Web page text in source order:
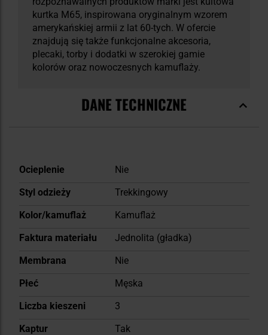
kurtka M65, inspirowana oryginalnym wzorem
amerykańskiej armii z lat 60-tych. W ofercie
znajdują się także funkcjonalne akcesoria,
plecaki, torby i dodatki w szerokiej gamie
kolorów oraz nowoczesnych kamuflaży.
DANE TECHNICZNE
Więcej
Ocieplenie
Nie
Styl odzieży
Trekkingowy
Kolor/kamuflaż
Kamuflaż
Faktura materiału
Jednolita (gładka)
Membrana
Nie
Płeć
Męska
Liczba kieszeni
3
Kaptur
Tak